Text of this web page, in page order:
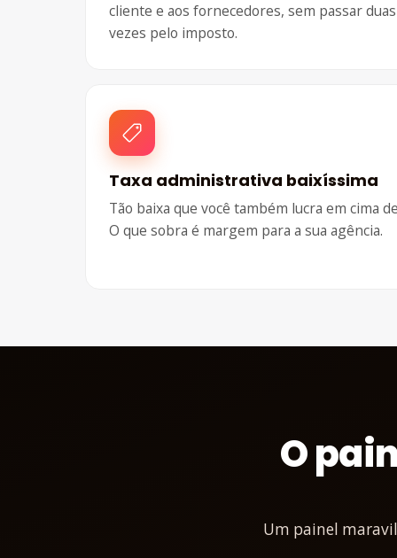
cliente e aos fornecedores, sem passar duas
vezes pelo imposto.
Taxa administrativa baixíssima
Tão baixa que você também lucra em cima
O que sobra é margem para a sua agência.
O
Um painel